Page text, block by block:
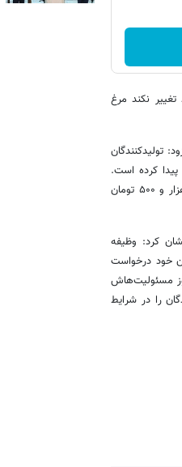
نکند مرغ
تولیدکنندگان
تولیدکنندگان حدود ۲۰ تا ۳۰ درصد کاهش پیدا کرده است.
۳ماه پیش نرخ جوجه یک روزه حدود ۲ تا ۲ هزار و ۵۰۰ تومان بود اما امروز نرخ آن به دانه‌ای ۱۴ هزار و ۵۰۰ تومان
کرد: وظیفه
خود درخواست
مسئولیت‌هاش
را در شرایط